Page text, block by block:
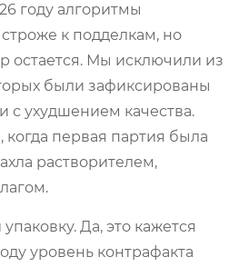
году алгоритмы
к подделкам, но
остается. Мы исключили из
были зафиксированы
с ухудшением качества.
первая партия была
растворителем,
Да, это кажется
уровень контрафакта